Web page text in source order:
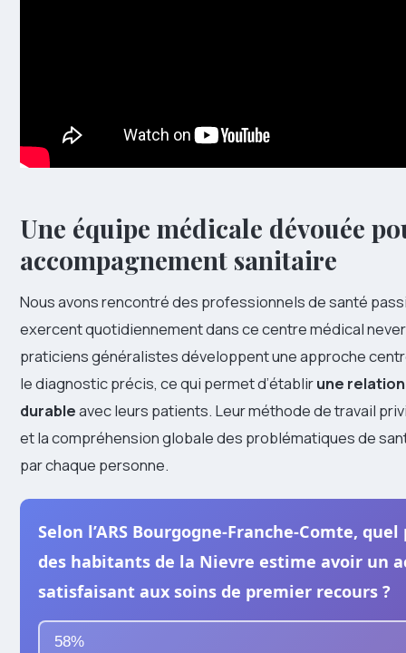
Une équipe médicale dévouée
accompagnement sanitaire
Nous avons rencontré des professionnels de santé
exercent quotidiennement dans ce centre médical
praticiens généralistes développent une approche
le diagnostic précis, ce qui permet d’établirune
durableavec leurs patients. Leur méthode de travail
et la compréhension globale des problématiques de
par chaque personne.
Selon l’ARS Bourgogne-Franche-Comte,
des habitants de la Nievre estime avoir un
satisfaisant aux soins de premier recours ?
58%